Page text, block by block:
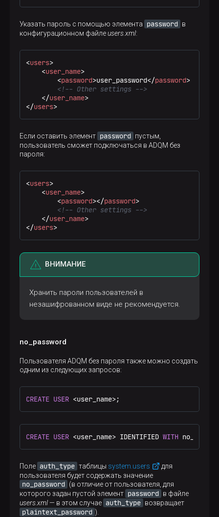
Указать пароль с помощью элемента password в
конфигурационном файлеusers.xml:
<users>
<user_name>
<password>user_password</password>
<!-- Other settings -->
</user_name>
</users>
Если оставить элемент password пустым,
пользователь сможет подключаться в ADQM без
пароля:
<users>
<user_name>
<password></password>
<!-- Other settings -->
</user_name>
</users>
ВНИМАНИЕ
Хранить пароли пользователей в
незашифрованном виде не рекомендуется.
no_password
Пользователя ADQM без пароля также можно создать
одним из следующих запросов:
CREATE USER <user_name>;
CREATE USER <user_name> IDENTIFIED WITH
Поле auth_type таблицы system.users
для
пользователя будет содержать значение
no_password (в отличие от пользователя, для
которого задан пустой элемент password в файле
users.xml— в этом случае auth_type возвращает
plaintext_password ).